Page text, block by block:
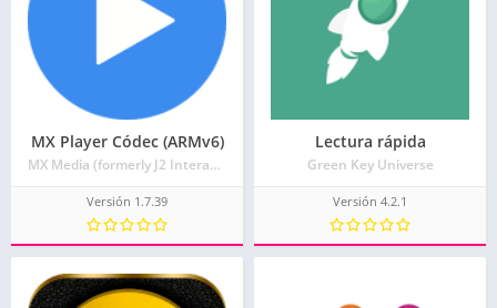
MX Player Códec (ARMv6)
MX Media (formerly J2 Interactive)
Versión 1.7.39
Lectura rápida
Green Key Universe
Versión 4.2.1